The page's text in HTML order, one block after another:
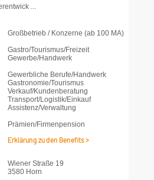
...
Großbetrieb / Konzerne (ab 100 MA)
Gastro/Tourismus/Freizeit
Gewerbe/Handwerk
Gewerbliche Berufe/Handwerk
Gastronomie/Tourismus
Verkauf/Kundenberatung
Transport/Logistik/Einkauf
Assistenz/Verwaltung
Prämien/Firmenpension
Erklärung zu den Benefits >
Wiener Straße 19
3580 Horn